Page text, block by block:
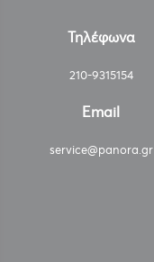
Τηλέφωνα
210-9315154
Email
service@panora.gr